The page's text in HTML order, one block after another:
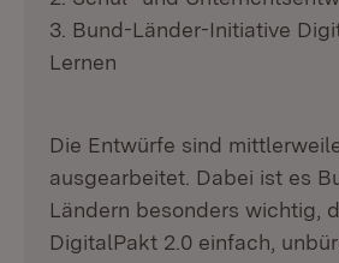
3. Bund-Länder-Initiative
Lernen
Die Entwürfe sind
ausgearbeitet. Dabei ist es
Ländern besonders wichtig,
DigitalPakt 2.0 einfach,